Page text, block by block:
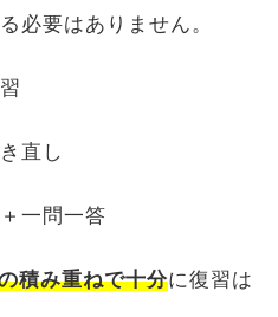
必要はありません。
直し
一問一答
積み重ねで十分に復習は